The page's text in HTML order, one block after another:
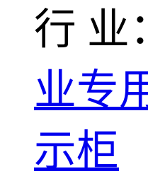
行 业：
业专
示柜